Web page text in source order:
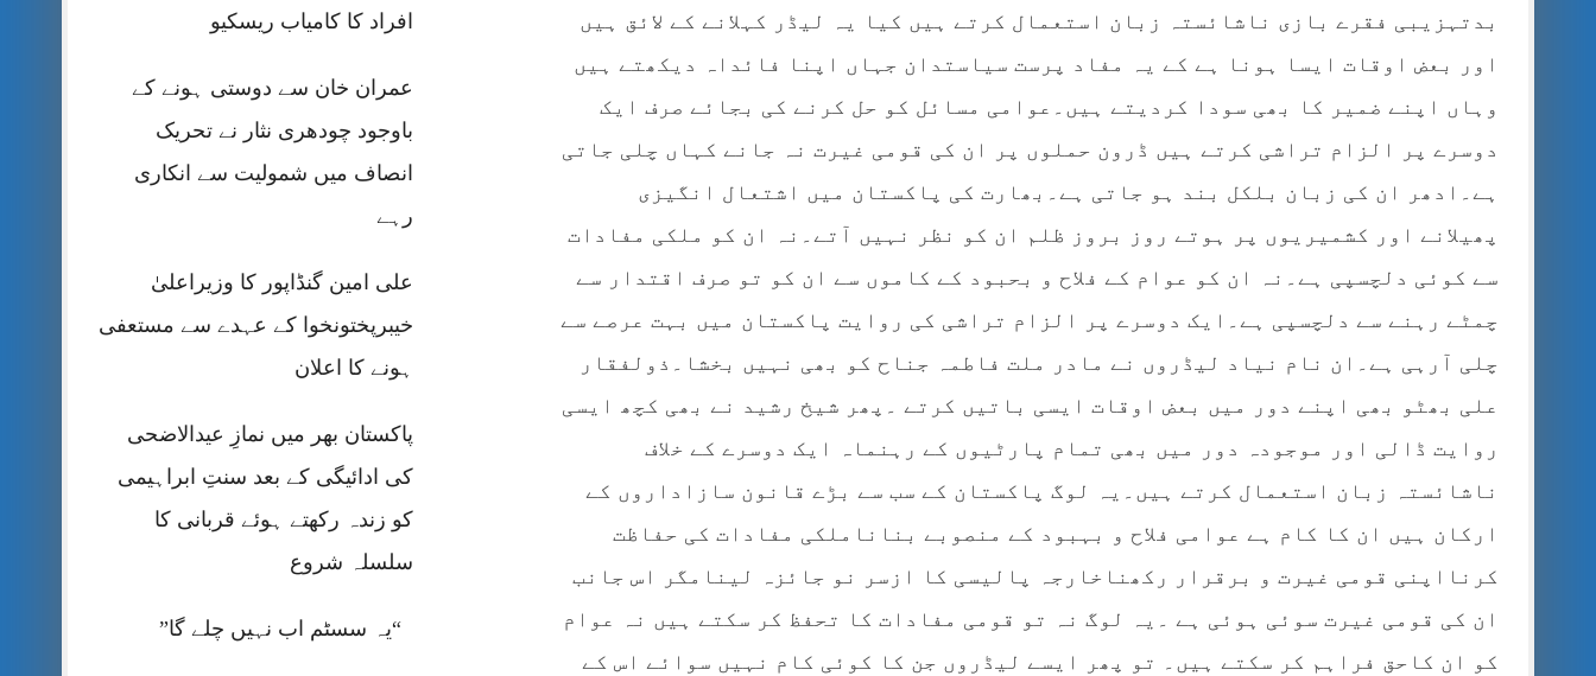
افراد کا کامیاب ریسکیو
عمران خان سے دوستی ہونے کے
باوجود چودھری نثار نے تحریک
انصاف میں شمولیت سے انکاری
رہے
علی امین گنڈاپور کا وزیراعلیٰ
خیبرپختونخوا کے عہدے سے مستعفی
ہونے کا اعلان
پاکستان بھر میں نمازِ عیدالاضحی
کی ادائیگی کے بعد سنتِ ابراہیمی
کو زندہ رکھتے ہوئے قربانی کا
سلسلہ شروع
“یہ سسٹم اب نہیں چلے گا”
بدتہزیبی فقرے بازی ناشائستہ زبان استعمال کرتے ہیں کیا یہ لیڈر کہلانے کے لائق ہیں
اور بعض اوقات ایسا ہونا ہے کے یہ مفاد پرست سیاستدان جہاں اپنا فائداہ دیکھتے ہیں
وہاں اپنے ضمیر کا بھی سودا کردیتے ہیں۔عوامی مسائل کو حل کرنے کی بجائے صرف ایک
دوسرے پر الزام تراشی کرتے ہیں ڈرون حملوں پر ان کی قومی غیرت نہ جانے کہاں چلی جاتی
ہے۔ادھر ان کی زبان بلکل بند ہو جاتی ہے۔بھارت کی پاکستان میں اشتعال انگیزی
پھیلانے اور کشمیریوں پر ہوتے روز بروز ظلم ان کو نظر نہیں آتے۔نہ ان کو ملکی مفادات
سے کوئی دلچسپی ہے۔نہ ان کو عوام کے فلاح و بحبود کے کاموں سے ان کو تو صرف اقتدار سے
چمٹے رہنے سے دلچسپی ہے۔ایک دوسرے پر الزام تراشی کی روایت پاکستان میں بہت عرصے سے
چلی آرہی ہے۔ان نام نیاد لیڈروں نے مادر ملت فاطمہ جناح کو بھی نہیں بخشا۔ذولفقار
علی بھٹو بھی اپنے دور میں بعض اوقات ایسی باتیں کرتے ۔پھر شیخ رشید نے بھی کچھ ایسی
روایت ڈالی اور موجودہ دور میں بھی تمام پارٹیوں کے رہنماہ ایک دوسرے کے خلاف
ناشائستہ زبان استعمال کرتے ہیں۔یہ لوگ پاکستان کے سب سے بڑے قانون سازاداروں کے
ارکان ہیں ان کا کام ہے عوامی فلاح و بہبود کے منصوبے بناناملکی مفادات کی حفاظت
کرنااپنی قومی غیرت و برقرار رکھناخارجہ پالیسی کا ازسر نو جائزہ لینامگر اس جانب
ان کی قومی غیرت سوئی ہوئی ہے ۔یہ لوگ نہ تو قومی مفادات کا تحفظ کر سکتے ہیں نہ عوام
کو ان کاحق فراہم کر سکتے ہیں۔ تو پھر ایسے لیڈروں جن کا کوئی کام نہیں سوائے اس کے